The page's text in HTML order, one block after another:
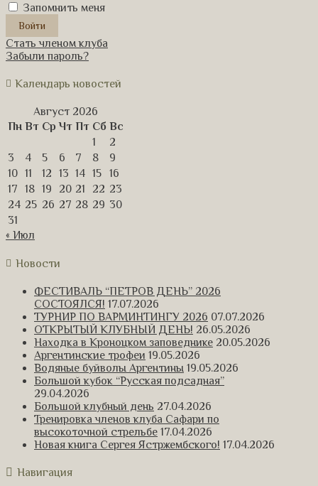
Запомнить меня
Стать членом клуба
Забыли пароль?
Календарь новостей
Август 2026
Пн Вт Ср Чт Пт Сб Вс
1
2
3
4 5 6 7 8
9
10 11 12 13 14 15
16
17
18 19 20 21 22 23
24 25 26 27 28 29 30
31
« Июл
Новости
ФЕСТИВАЛЬ “ПЕТРОВ ДЕНЬ” 2026
СОСТОЯЛСЯ! 17.07.2026
ТУРНИР ПО ВАРМИНТИНГУ 2026 07.07.2026
ОТКРЫТЫЙ КЛУБНЫЙ ДЕНЬ! 26.05.2026
Находка в Кроноцком заповеднике 20.05.2026
Аргентинские трофеи 19.05.2026
Водяные буйволы Аргентины 19.05.2026
Большой кубок “Русская подсадная”
29.04.2026
Большой клубный день 27.04.2026
Тренировка членов клуба Сафари по
высокоточной стрельбе 17.04.2026
Новая книга Сергея Ястржембского! 17.04.2026
Навигация